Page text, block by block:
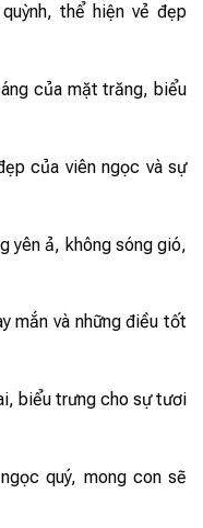
thể hiện vẻ đẹp
của mặt trăng, biểu
của viên ngọc và sự
yên ả, không sóng gió,
mắn và những điều tốt
biểu trưng cho sự tươi
quý, mong con sẽ